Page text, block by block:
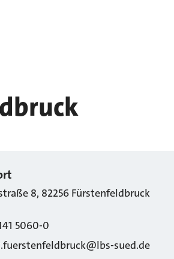
8, 82256 Fürstenfeldbruck
5060-0
sued.de